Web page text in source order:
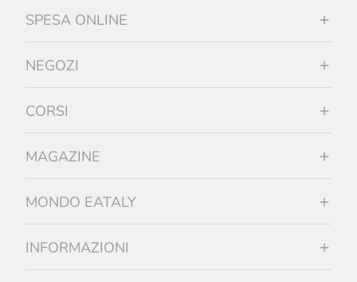
SPESA ONLINE
NEGOZI
CORSI
MAGAZINE
MONDO EATALY
INFORMAZIONI